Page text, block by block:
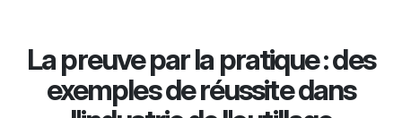
La preuve par la pratique : des
exemples de réussite dans